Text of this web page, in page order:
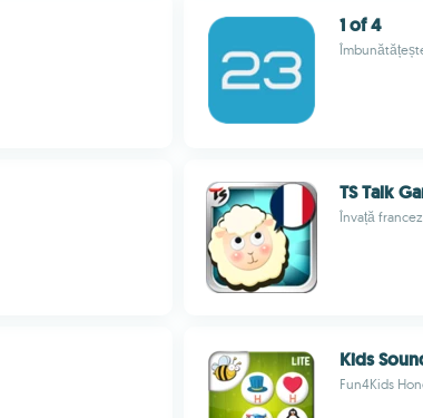
1 of 4
TS Talk
Învață
Kids
Fun4Kids